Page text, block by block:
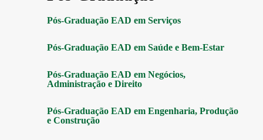
Pós-Graduação EAD em Serviços
Pós-Graduação EAD em Saúde e Bem-Estar
Pós-Graduação EAD em Negócios,
Administração e Direito
Pós-Graduação EAD em Engenharia, Produção
e Construção